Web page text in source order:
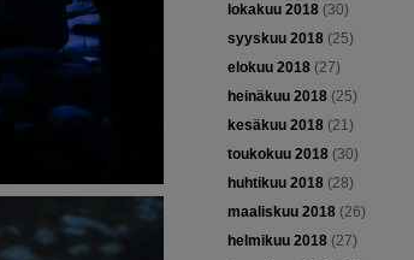
lokakuu 2018(30)
syyskuu 2018(25)
elokuu 2018(27)
heinäkuu 2018(25)
kesäkuu 2018(21)
toukokuu 2018(30)
huhtikuu 2018(28)
maaliskuu 2018(26)
helmikuu 2018(27)